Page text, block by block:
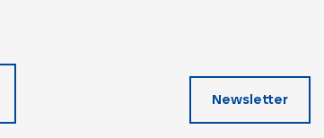
Newsletter